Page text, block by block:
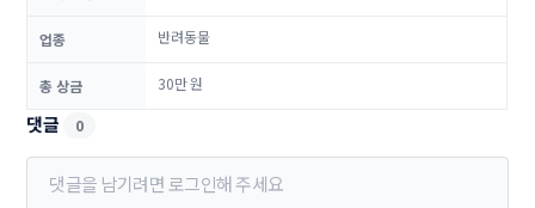
업종 반려동물
총 상금 30만 원
댓글 0